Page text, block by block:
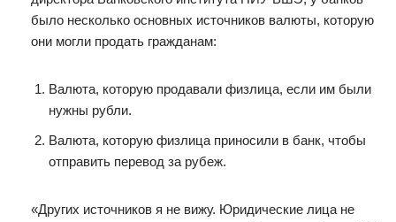
было несколько основных источников валюты, которую
они могли продать гражданам:
Валюта, которую продавали физлица, если им были
нужны рубли.
Валюта, которую физлица приносили в банк, чтобы
отправить перевод за рубеж.
«Других источников я не вижу. Юридические лица не